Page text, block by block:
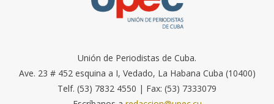
Unión de Periodistas de Cuba.
Ave. 23 # 452 esquina a I, Vedado, La Habana Cuba (10400)
Telf. (53) 7832 4550 | Fax: (53) 7333079